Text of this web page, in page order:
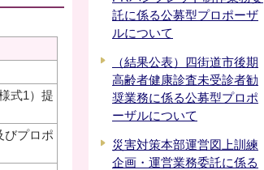
式1）提
びプロポ
託に係る公募型プロポーザ
ルについて
（結果公表）四街道市後期
高齢者健康診査未受診者勧
奨業務に係る公募型プロポ
ーザルについて
災害対策本部運営図上訓練
企画・運営業務委託に係る